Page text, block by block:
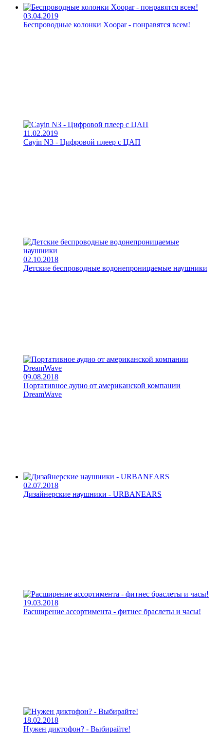
03.04.2019
Беспроводные колонки Xoopar - понравятся всем!
11.02.2019
Cayin N3 - Цифровой плеер с ЦАП
02.10.2018
Детские беспроводные водонепроницаемые наушники
09.08.2018
Портативное аудио от американской компании
DreamWave
02.07.2018
Дизайнерские наушники - URBANEARS
19.03.2018
Расширение ассортимента - фитнес браслеты и часы!
18.02.2018
Нужен диктофон? - Выбирайте!